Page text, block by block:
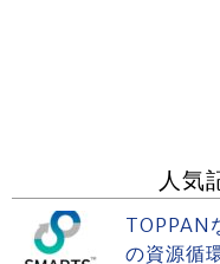
人気
TOPPAN
の資源循